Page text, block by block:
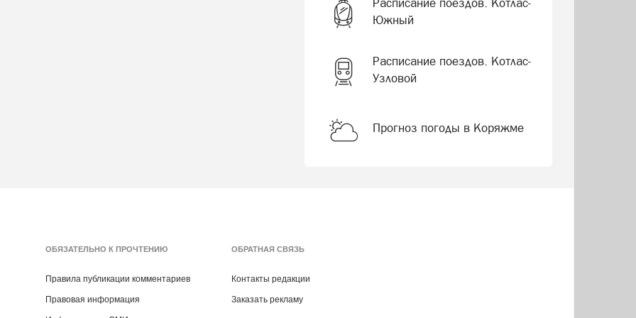
Южный
Расписание поездов. Котлас-
Узловой
Прогноз погоды в Коряжме
ОБЯЗАТЕЛЬНО К ПРОЧТЕНИЮ
Правила публикации комментариев
Правовая информация
ОБРАТНАЯ СВЯЗЬ
Контакты редакции
Заказать рекламу